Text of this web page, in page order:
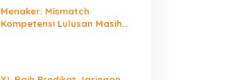
Menaker: Mismatch
Kompetensi Lulusan Masih